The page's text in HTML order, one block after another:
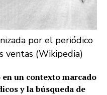
por el periódico
ventas (Wikipedia)
en un contexto marcado
y la búsqueda de